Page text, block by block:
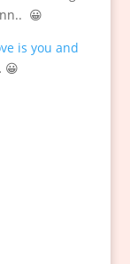
😀
is you and
😀